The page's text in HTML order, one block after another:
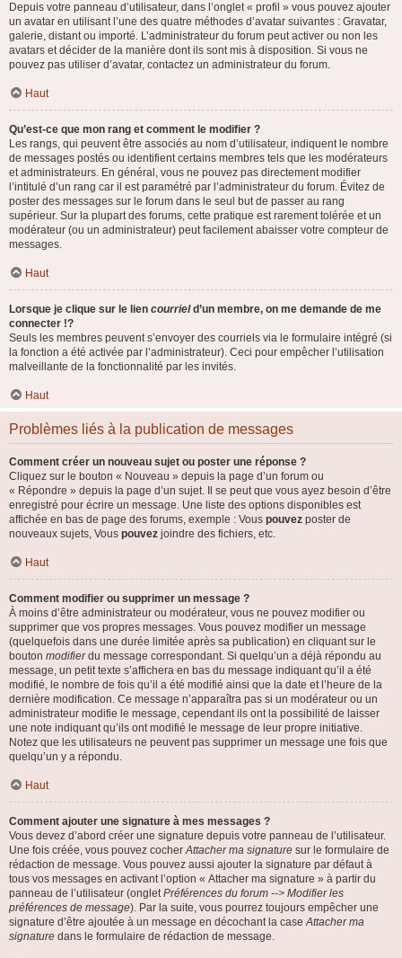
Depuis votre panneau d’utilisateur, dans l’onglet « profil » vous pouvez ajouter
un avatar en utilisant l’une des quatre méthodes d’avatar suivantes : Gravatar,
galerie, distant ou importé. L’administrateur du forum peut activer ou non les
avatars et décider de la manière dont ils sont mis à disposition. Si vous ne
pouvez pas utiliser d’avatar, contactez un administrateur du forum.
Haut
Qu’est-ce que mon rang et comment le modifier ?
Les rangs, qui peuvent être associés au nom d’utilisateur, indiquent le nombre
de messages postés ou identifient certains membres tels que les modérateurs
et administrateurs. En général, vous ne pouvez pas directement modifier
l’intitulé d’un rang car il est paramétré par l’administrateur du forum. Évitez de
poster des messages sur le forum dans le seul but de passer au rang
supérieur. Sur la plupart des forums, cette pratique est rarement tolérée et un
modérateur (ou un administrateur) peut facilement abaisser votre compteur de
messages.
Haut
Lorsque je clique sur le lien courrield’un membre, on me demande de me
connecter !?
Seuls les membres peuvent s’envoyer des courriels via le formulaire intégré (si
la fonction a été activée par l’administrateur). Ceci pour empêcher l’utilisation
malveillante de la fonctionnalité par les invités.
Haut
Problèmes liés à la publication de messages
Comment créer un nouveau sujet ou poster une réponse ?
Cliquez sur le bouton « Nouveau » depuis la page d’un forum ou
« Répondre » depuis la page d’un sujet. Il se peut que vous ayez besoin d’être
enregistré pour écrire un message. Une liste des options disponibles est
affichée en bas de page des forums, exemple : Vous pouvez poster de
nouveaux sujets, Vous pouvez joindre des fichiers, etc.
Haut
Comment modifier ou supprimer un message ?
À moins d’être administrateur ou modérateur, vous ne pouvez modifier ou
supprimer que vos propres messages. Vous pouvez modifier un message
(quelquefois dans une durée limitée après sa publication) en cliquant sur le
bouton modifierdu message correspondant. Si quelqu’un a déjà répondu au
message, un petit texte s’affichera en bas du message indiquant qu’il a été
modifié, le nombre de fois qu’il a été modifié ainsi que la date et l’heure de la
dernière modification. Ce message n’apparaîtra pas si un modérateur ou un
administrateur modifie le message, cependant ils ont la possibilité de laisser
une note indiquant qu’ils ont modifié le message de leur propre initiative.
Notez que les utilisateurs ne peuvent pas supprimer un message une fois que
quelqu’un y a répondu.
Haut
Comment ajouter une signature à mes messages ?
Vous devez d’abord créer une signature depuis votre panneau de l’utilisateur.
Une fois créée, vous pouvez cocherAttacher ma signature sur le formulaire de
rédaction de message. Vous pouvez aussi ajouter la signature par défaut à
tous vos messages en activant l’option « Attacher ma signature » à partir du
panneau de l’utilisateur (ongletPréférences du forum --> Modifier les
préférences de message). Par la suite, vous pourrez toujours empêcher une
signature d’être ajoutée à un message en décochant la caseAttacher ma
signature dans le formulaire de rédaction de message.